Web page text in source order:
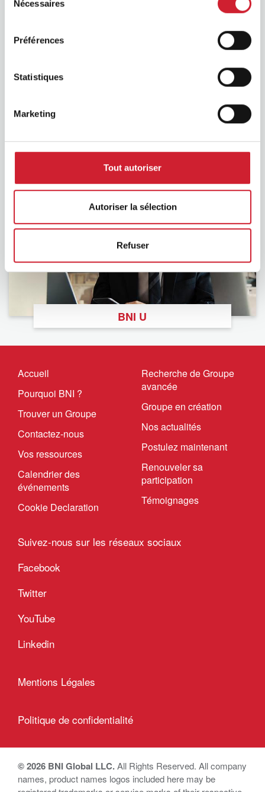
Nécessaires
Préférences
Statistiques
Marketing
Tout autoriser
Autoriser la sélection
Refuser
BNI Foundation
BNI U
Accueil
Pourquoi BNI ?
Trouver un Groupe
Contactez-nous
Vos ressources
Calendrier des
événements
Cookie Declaration
Recherche de Groupe
avancée
Groupe en création
Nos actualités
Postulez maintenant
Renouveler sa
participation
Témoignages
Suivez-nous sur les réseaux sociaux
Facebook
Twitter
YouTube
Linkedin
Mentions Légales
Politique de confidentialité
© 2026 BNI Global LLC.All Rights Reserved. All company
names, product names logos included here may be